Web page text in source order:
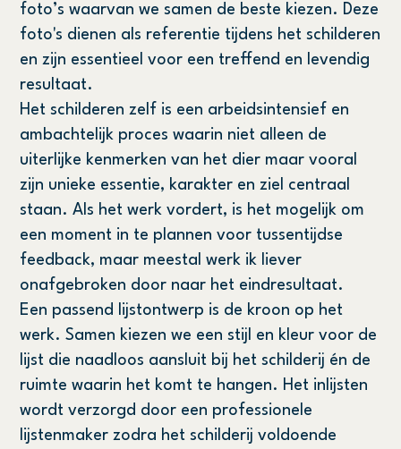
foto’s waarvan we samen de beste kiezen. Deze
foto's dienen als referentie tijdens het schilderen
en zijn essentieel voor een treffend en levendig
resultaat.
Het schilderen zelf is een arbeidsintensief en
ambachtelijk proces waarin niet alleen de
uiterlijke kenmerken van het dier maar vooral
zijn unieke essentie, karakter en ziel centraal
staan. Als het werk vordert, is het mogelijk om
een moment in te plannen voor tussentijdse
feedback, maar meestal werk ik liever
onafgebroken door naar het eindresultaat.
Een passend lijstontwerp is de kroon op het
werk. Samen kiezen we een stijl en kleur voor de
lijst die naadloos aansluit bij het schilderij én de
ruimte waarin het komt te hangen. Het inlijsten
wordt verzorgd door een professionele
lijstenmaker zodra het schilderij voldoende